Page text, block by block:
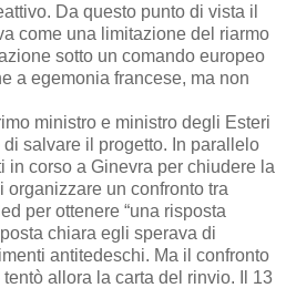
Da questo punto di vista il
come una limitazione del riarmo
sotto un comando europeo
a egemonia francese, ma non
ministro e ministro degli Esteri
salvare il progetto. In parallelo
in corso a Ginevra per chiudere la
organizzare un confronto tra
per ottenere “una risposta
chiara egli sperava di
antitedeschi. Ma il confronto
allora la carta del rinvio. Il 13